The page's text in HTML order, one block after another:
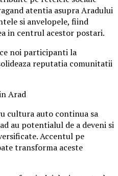
atentia asupra Aradului
si anvelopele, fiind
in centrul acestor postari.
noi participanti la
reputatia comunitatii
Arad
cultura auto continua sa
au potentialul de a deveni si
Accentul pe
transforma aceste